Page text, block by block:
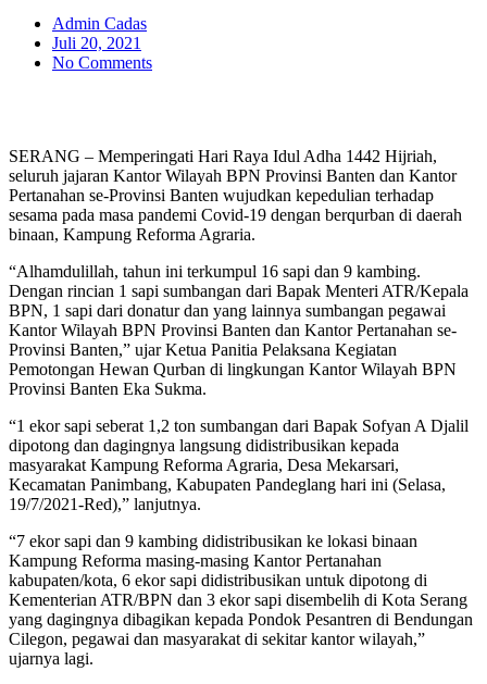
Admin Cadas
Juli 20, 2021
No Comments
SERANG – Memperingati Hari Raya Idul Adha 1442 Hijriah,
seluruh jajaran Kantor Wilayah BPN Provinsi Banten dan Kantor
Pertanahan se-Provinsi Banten wujudkan kepedulian terhadap
sesama pada masa pandemi Covid-19 dengan berqurban di daerah
binaan, Kampung Reforma Agraria.
“Alhamdulillah, tahun ini terkumpul 16 sapi dan 9 kambing.
Dengan rincian 1 sapi sumbangan dari Bapak Menteri ATR/Kepala
BPN, 1 sapi dari donatur dan yang lainnya sumbangan pegawai
Kantor Wilayah BPN Provinsi Banten dan Kantor Pertanahan se-
Provinsi Banten,” ujar Ketua Panitia Pelaksana Kegiatan
Pemotongan Hewan Qurban di lingkungan Kantor Wilayah BPN
Provinsi Banten Eka Sukma.
“1 ekor sapi seberat 1,2 ton sumbangan dari Bapak Sofyan A Djalil
dipotong dan dagingnya langsung didistribusikan kepada
masyarakat Kampung Reforma Agraria, Desa Mekarsari,
Kecamatan Panimbang, Kabupaten Pandeglang hari ini (Selasa,
19/7/2021-Red),” lanjutnya.
“7 ekor sapi dan 9 kambing didistribusikan ke lokasi binaan
Kampung Reforma masing-masing Kantor Pertanahan
kabupaten/kota, 6 ekor sapi didistribusikan untuk dipotong di
Kementerian ATR/BPN dan 3 ekor sapi disembelih di Kota Serang
yang dagingnya dibagikan kepada Pondok Pesantren di Bendungan
Cilegon, pegawai dan masyarakat di sekitar kantor wilayah,”
ujarnya lagi.